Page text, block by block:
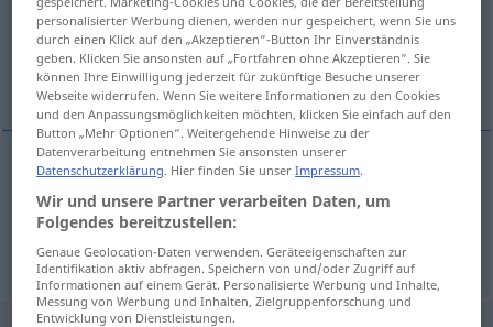
Übersicht aller Übersetzungen
(Für mehr Details die Übersetzung anklicken/antippen)
inetto, incapace
inetto nichtsnutzig
incapace nichtsnutzig
personalisierter Werbung dienen, werden nur gespeichert, wenn Sie uns
durch einen Klick auf den „Akzeptieren“-Button Ihr Einverständnis
geben. Klicken Sie ansonsten auf „Fortfahren ohne Akzeptieren“. Sie
können Ihre Einwilligung jederzeit für zukünftige Besuche unserer
Webseite widerrufen. Wenn Sie weitere Informationen zu den Cookies
und den Anpassungsmöglichkeiten möchten, klicken Sie einfach auf den
Button „Mehr Optionen“. Weitergehende Hinweise zu der
Datenverarbeitung entnehmen Sie ansonsten unserer
Datenschutzerklärung. Hier finden Sie unserImpressum.
Wir und unsere Partner verarbeiten Daten, um
Folgendes bereitzustellen:
Genaue Geolocation-Daten verwenden. Geräteeigenschaften zur
Identifikation aktiv abfragen. Speichern von und/oder Zugriff auf
Informationen auf einem Gerät. Personalisierte Werbung und Inhalte,
Messung von Werbung und Inhalten, Zielgruppenforschung und
Entwicklung von Dienstleistungen.